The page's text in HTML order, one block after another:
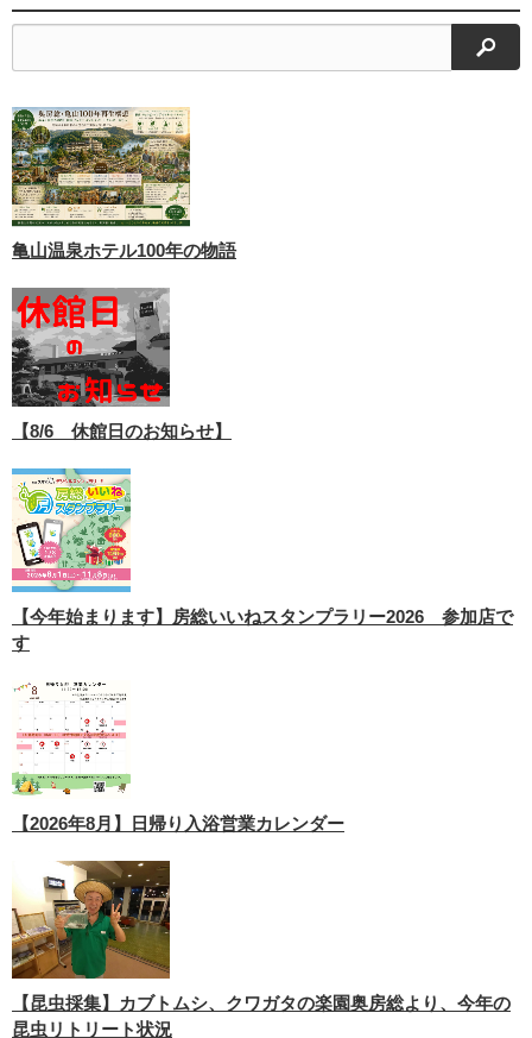
検索
亀山温泉ホテル100年の物語
【8/6 休館日のお知らせ】
【今年始まります】房総いいねスタンプラリー2026 参加店で
す
【2026年8月】日帰り入浴営業カレンダー
【昆虫採集】カブトムシ、クワガタの楽園奥房総より、今年の
昆虫リトリート状況